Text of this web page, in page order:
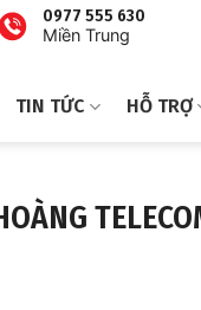
0977 555 630
Miền Trung
TIN TỨC HỖ TRỢ